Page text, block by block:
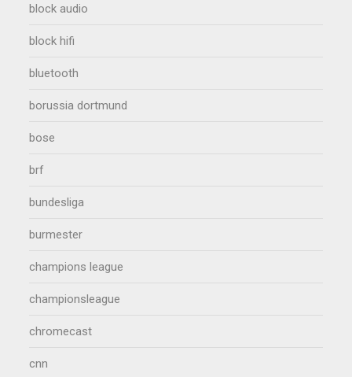
block audio
block hifi
bluetooth
borussia dortmund
bose
brf
bundesliga
burmester
champions league
championsleague
chromecast
cnn